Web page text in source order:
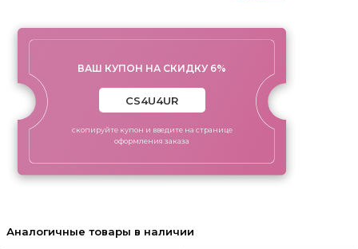
ВАШ КУПОН НА СКИДКУ 6%
скопируйте купон и введите на странице
оформления заказа
Аналогичные товары в наличии